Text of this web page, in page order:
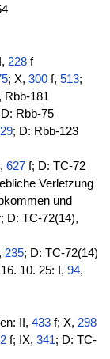
228 f
; X, 300 f,513;
Rbb-181
Rbb-75
; D: Rbb-123
627 f; D: TC-72
Verletzung
und
D: TC-72(14),
235; D: TC-72(14)
10. 25: I, 94,
II,433 f; X,298
f; IX, 341; D: TC-